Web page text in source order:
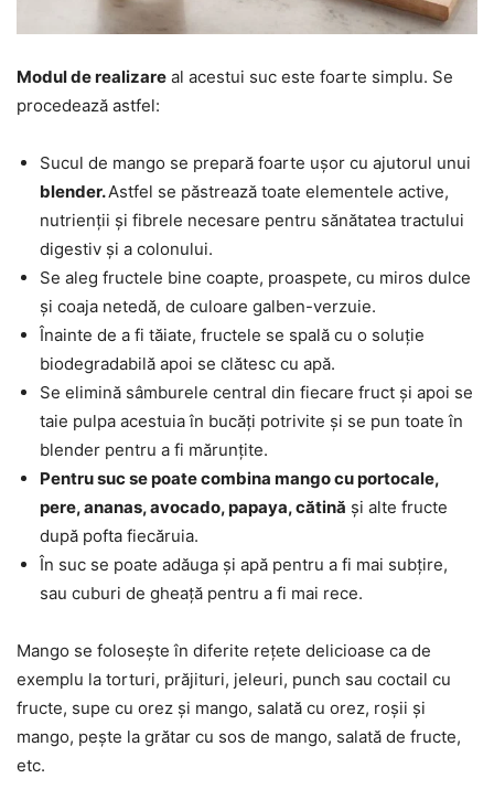
Modul de realizare al acestui suc este foarte simplu. Se
procedează astfel:
Sucul de mango se prepară foarte ușor cu ajutorul unui
blender.Astfel se păstrează toate elementele active,
nutrienții și fibrele necesare pentru sănătatea tractului
digestiv și a colonului.
Se aleg fructele bine coapte, proaspete, cu miros dulce
și coaja netedă, de culoare galben-verzuie.
Înainte de a fi tăiate, fructele se spală cu o soluție
biodegradabilă apoi se clătesc cu apă.
Se elimină sâmburele central din fiecare fruct și apoi se
taie pulpa acestuia în bucăți potrivite și se pun toate în
blender pentru a fi mărunțite.
Pentru suc se poate combina mango cu portocale,
pere, ananas, avocado, papaya, cătină și alte fructe
după pofta fiecăruia.
În suc se poate adăuga și apă pentru a fi mai subțire,
sau cuburi de gheață pentru a fi mai rece.
Mango se folosește în diferite rețete delicioase ca de
exemplu la torturi, prăjituri, jeleuri, punch sau coctail cu
fructe, supe cu orez și mango, salată cu orez, roșii și
mango, pește la grătar cu sos de mango, salată de fructe,
etc.